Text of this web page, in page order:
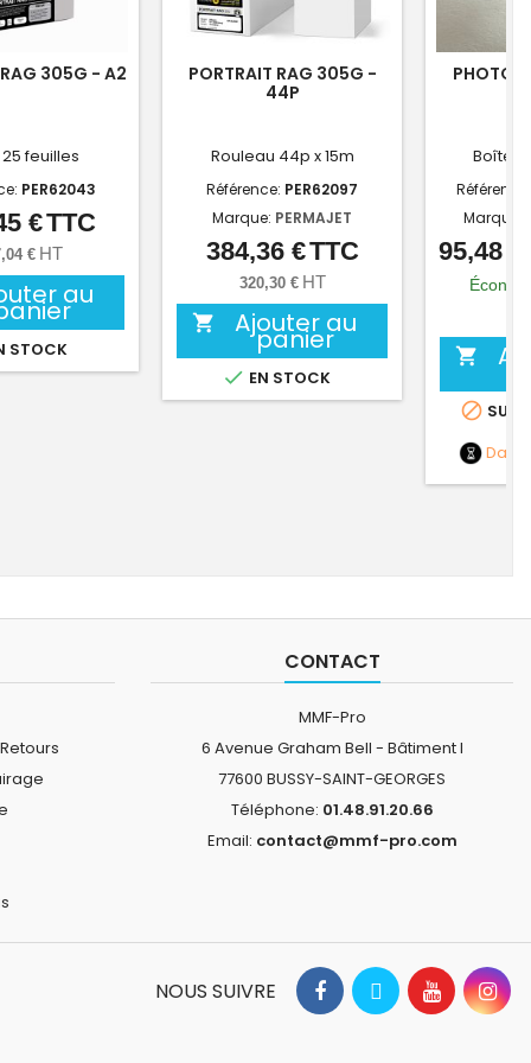
305G - A2
feuilles
PER62043
Prix
€TTC
€ HT
au
STOCK
PORTRAIT RAG 305G -
44P
Rouleau 44p x 15m
Référence: PER62097
Marque: PERMAJET
Prix
384,36 €TTC
320,30 € HT
 Ajouter au
panier
 EN STOCK
PHOTO
Boîte
Marque:
95,48 €

 SUR
Date
CONTACT
MMF-Pro
6 Avenue Graham Bell - Bâtiment I
77600 BUSSY-SAINT-GEORGES
Téléphone: 01.48.91.20.66
Email: contact@mmf-pro.com
NOUS SUIVRE